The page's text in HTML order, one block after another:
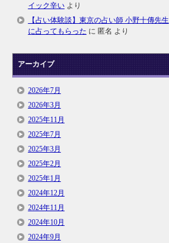
イック辛いより
【占い体験談】東京の占い師 小野十傳先生
に占ってもらった に 匿名 より
アーカイブ
2026年7月
2026年3月
2025年11月
2025年7月
2025年3月
2025年2月
2025年1月
2024年12月
2024年11月
2024年10月
2024年9月